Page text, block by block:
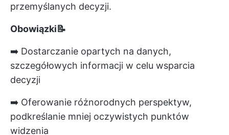
przemyślanych decyzji.
Obowiązki📝
➡️ Dostarczanie opartych na danych,
szczegółowych informacji w celu wsparcia
decyzji
➡️ Oferowanie różnorodnych perspektyw,
podkreślanie mniej oczywistych punktów
widzenia